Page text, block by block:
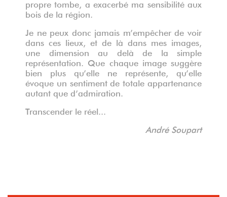
propre tombe, a exacerbé ma sensibilité aux
bois de la région.
Je ne peux donc jamais m’empêcher de voir
dans ces lieux, et de là dans mes images,
une dimension au delà de la simple
représentation. Que chaque image suggère
bien plus qu’elle ne représente, qu’elle
évoque un sentiment de totale appartenance
autant que d’admiration.
Transcender le réel...
André Soupart